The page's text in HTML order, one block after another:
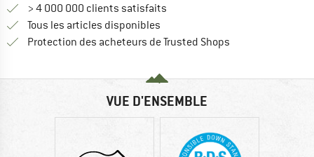
> 4 000 000 clients satisfaits
Tous les articles disponibles
Protection des acheteurs de Trusted Shops
VUE D'ENSEMBLE